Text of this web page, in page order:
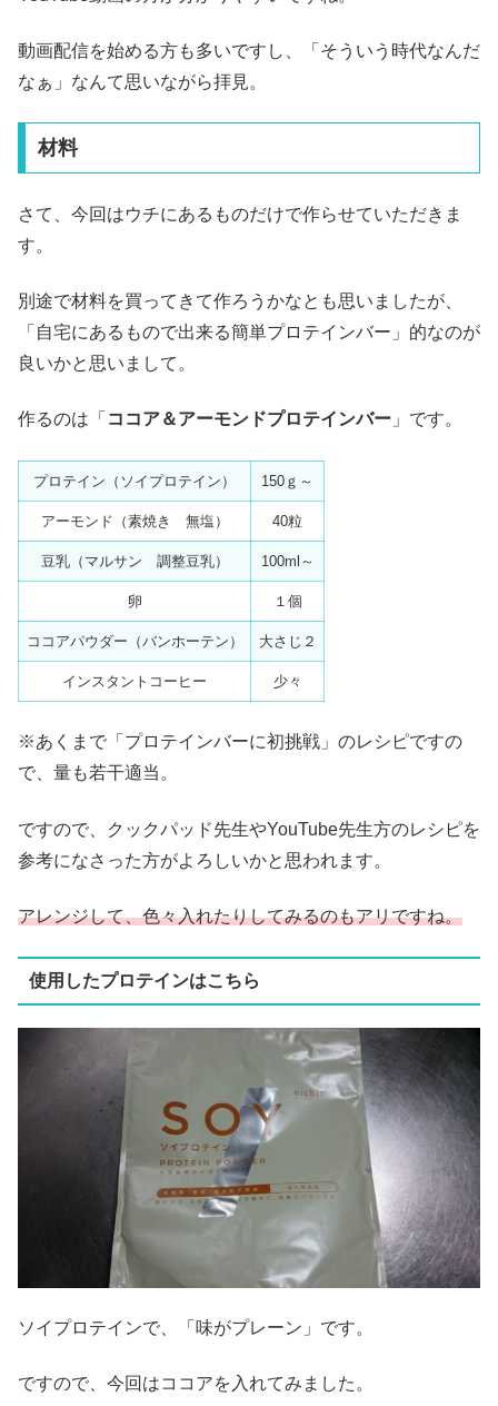
動画配信を始める方も多いですし、「そういう時代なんだ
なぁ」なんて思いながら拝見。
材料
さて、今回はウチにあるものだけで作らせていただきま
す。
別途で材料を買ってきて作ろうかなとも思いましたが、
「自宅にあるもので出来る簡単プロテインバー」的なのが
良いかと思いまして。
作るのは「 ココア＆アーモンドプロテインバー 」です。
プロテイン（ソイプロテイン） 150ｇ～
アーモンド（素焼き 無塩） 40粒
豆乳（マルサン 調整豆乳） 100ml～
卵 １個
ココアパウダー（バンホーテン） 大さじ２
インスタントコーヒー 少々
※あくまで「プロテインバーに初挑戦」のレシピですの
で、量も若干適当。
ですので、クックパッド先生やYouTube先生方のレシピを
参考になさった方がよろしいかと思われます。
アレンジして、色々入れたりしてみるのもアリですね。
使用したプロテインはこちら
ソイプロテインで、「味がプレーン」です。
ですので、今回はココアを入れてみました。